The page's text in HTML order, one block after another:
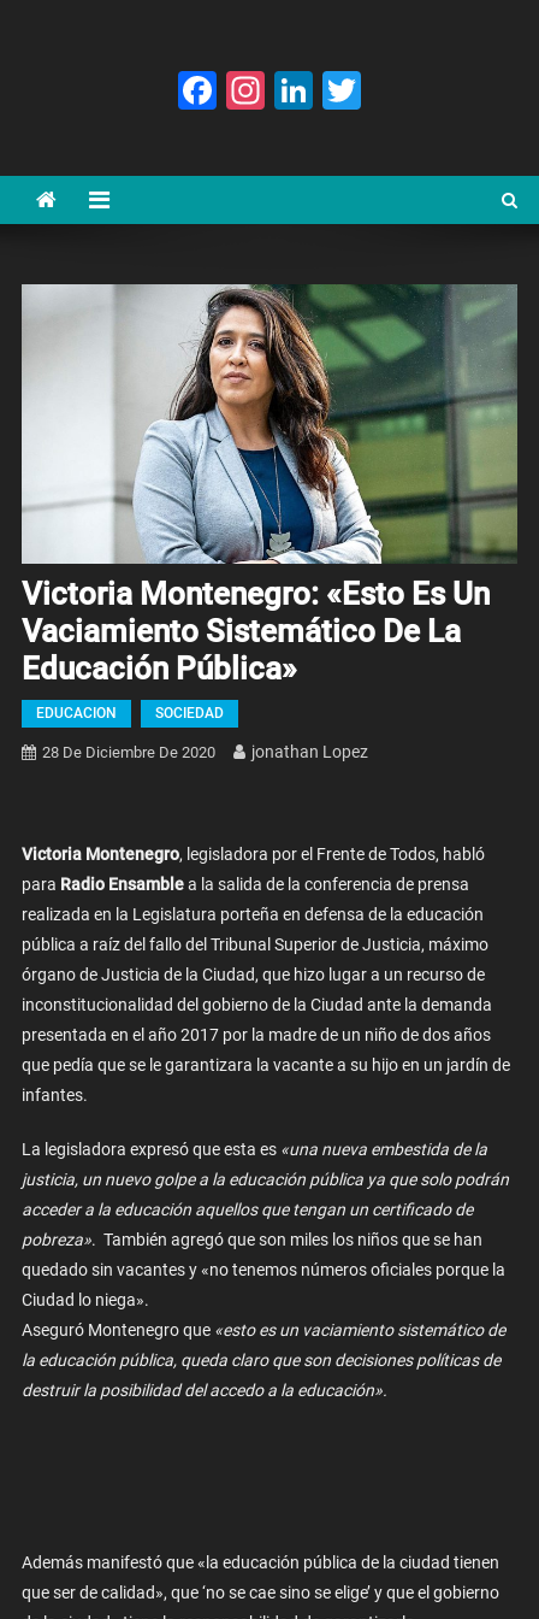
Facebook
Instagram
LinkedIn
Victoria Montenegro: «Esto Es Un
Vaciamiento Sistemático De La
Educación Pública»
EDUCACION SOCIEDAD
28 De Diciembre De 2020 Jonathan Lopez
Victoria Montenegro, legisladora por el Frente de Todos, habló
para Radio Ensamblea la salida de la conferencia de prensa
realizada en la Legislatura porteña en defensa de la educación
pública a raíz del fallo del Tribunal Superior de Justicia, máximo
órgano de Justicia de la Ciudad, que hizo lugar a un recurso de
inconstitucionalidad del gobierno de la Ciudad ante la demanda
presentada en el año 2017 por la madre de un niño de dos años
que pedía que se le garantizara la vacante a su hijo en un jardín de
infantes.
La legisladora expresó que esta es«una nueva embestida de la
justicia, un nuevo golpe a la educación pública ya que solo podrán
acceder a la educación aquellos que tengan un certificado de
pobreza». También agregó que son miles los niños que se han
quedado sin vacantes y «no tenemos números oficiales porque la
Ciudad lo niega».
Aseguró Montenegro que «esto es un vaciamiento sistemático de
la educación pública, queda claro que son decisiones políticas de
destruir la posibilidad del accedo a la educación».
Además manifestó que «la educación pública de la ciudad tienen
que ser de calidad», que ‘no se cae sino se elige’ y que el gobierno